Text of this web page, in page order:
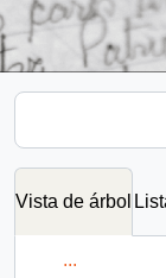
Vista de árbol
...